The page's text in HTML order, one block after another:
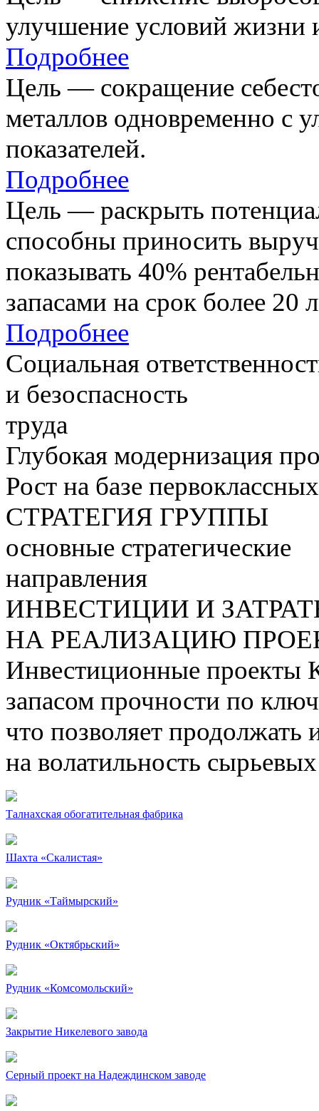
улучшение условий жизни
Подробнее
Цель — сокращение
металлов одновременно с
показателей.
Подробнее
Цель — раскрыть
способны приносить
показывать 40%
запасами на срок более 20
Подробнее
Социальная
и безоспасность
труда
Глубокая модернизация
Рост на базе
СТРАТЕГИЯ ГРУППЫ
основные стратегические
направления
ИНВЕСТИЦИИ И
НА РЕАЛИЗАЦИЮ
Инвестиционные проекты
запасом прочности по
что позволяет продолжать
на волатильность
Талнахская обогатительная фабрика
Шахта «Скалистая»
Рудник «Таймырский»
Рудник «Октябрьский»
Рудник «Комсомольский»
Закрытие Никелевого завода
Серный проект на Надеждинском заводе